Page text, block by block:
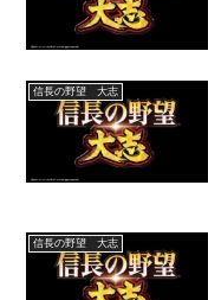
信長の野望 大志
信長の野望 大志